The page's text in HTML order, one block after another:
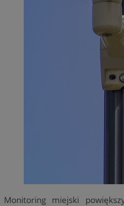
Monitoring miejski